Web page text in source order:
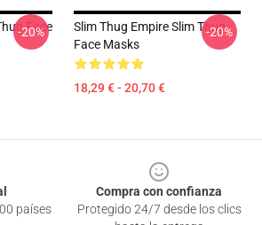
Face
-20%
Slim Thug Empire Slim Thug
Face Masks
18,29 € - 20,70 €
-20%
países
Compra con confianza
Protegido 24/7 desde los clics